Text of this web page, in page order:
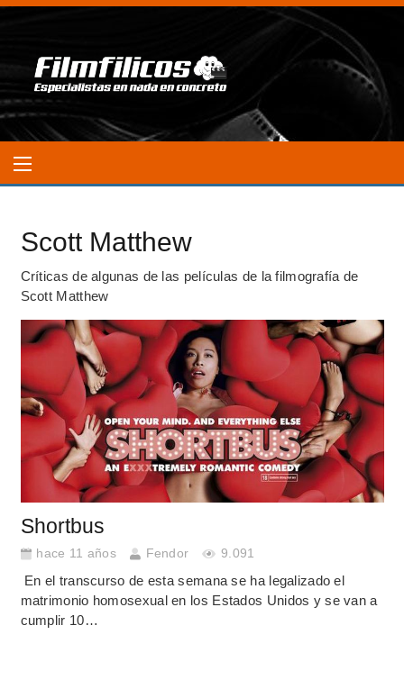
Scott Matthew
Críticas de algunas de las películas de la filmografía de
Scott Matthew
Shortbus
hace 11 años Fendor 9.091
En el transcurso de esta semana se ha legalizado el
matrimonio homosexual en los Estados Unidos y se van a
cumplir 10…